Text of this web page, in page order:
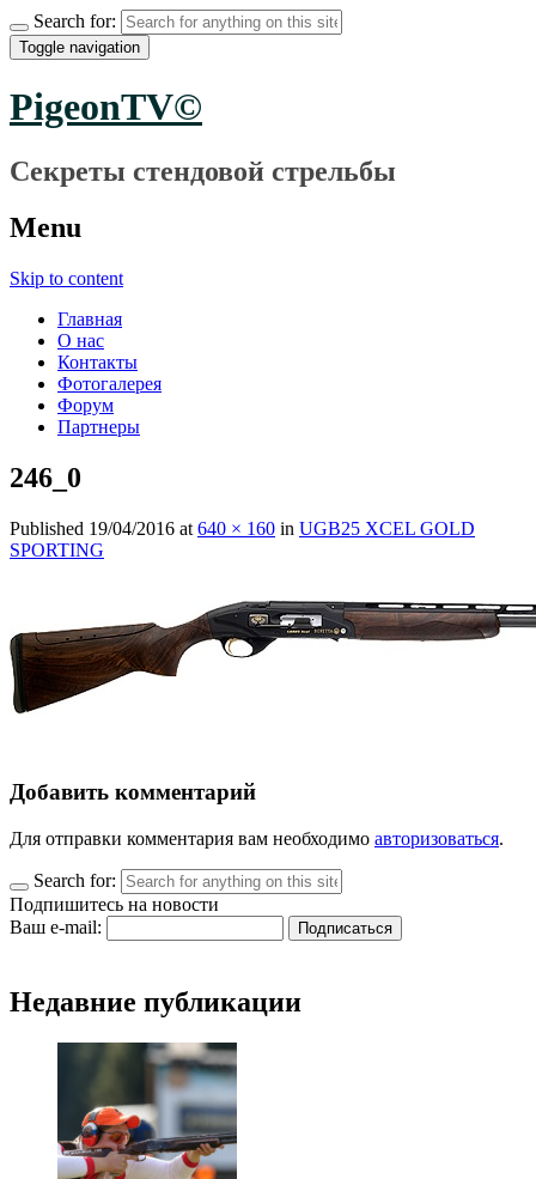
Search for:
Toggle navigation
PigeonTV©
Секреты стендовой стрельбы
Menu
Skip to content
Главная
О нас
Контакты
Фотогалерея
Форум
Партнеры
246_0
Published 19/04/2016 at 640 × 160 in UGB25 XCEL GOLD
SPORTING
Добавить комментарий
Для отправки комментария вам необходимо авторизоваться.
Search for:
Подпишитесь на новости
Ваш e-mail:
Недавние публикации